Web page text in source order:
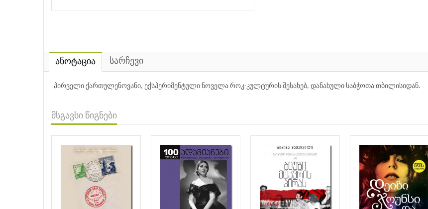
ანოტაცია სარჩევი
პირველი ქართულენოვანი, ექსპერიმენტული ნოველა როკ-კულტურის შესახებ, დანახული საბჭოთა თბილისიდან.
მსგავსი წიგნები